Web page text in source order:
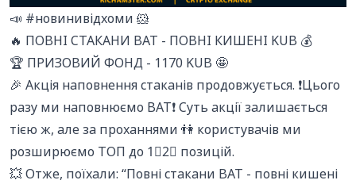
📣 #новинивідхоми 🐹
🔥 ПОВНІ СТАКАНИ BAT - ПОВНІ КИШЕНІ KUB 💰
🏆 ПРИЗОВИЙ ФОНД - 1170 KUB 🤩
🎉 Акція наповнення стаканів продовжується. ❗️Цього
разу ми наповнюємо BAT❗️ Суть акції залишається
тією ж, але за проханнями 👫 користувачів ми
розширюємо ТОП до 1⃣2⃣ позицій.
💥 Отже, поїхали: “Повні стакани BAT - повні кишені